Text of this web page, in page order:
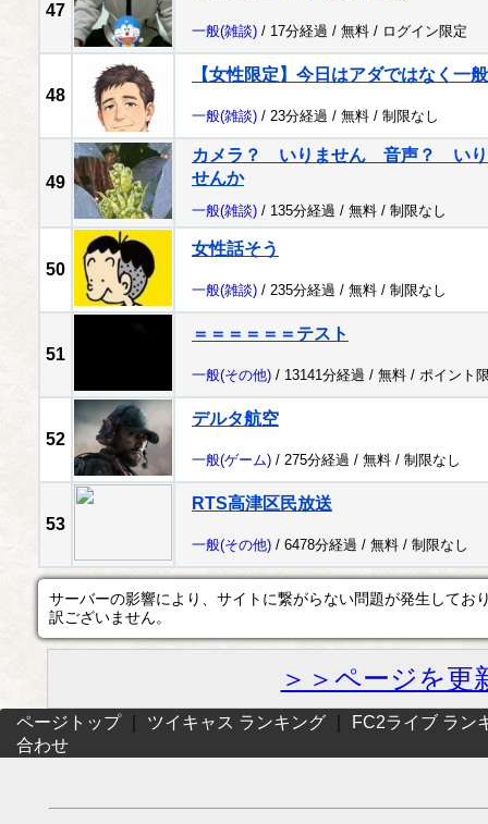
47
一般(雑談) / 17分経過 / 無料 / ログイン限定
48
【女性限定】今日はアダではなく一
一般(雑談) / 23分経過 / 無料 / 制限なし
49
カメラ？ いりません 音声？ いり
せんか
一般(雑談) / 135分経過 / 無料 / 制限なし
50
女性話そう
一般(雑談) / 235分経過 / 無料 / 制限なし
51
＝＝＝＝＝＝テスト
一般(その他) / 13141分経過 / 無料 / ポイント
52
デルタ航空
一般(ゲーム) / 275分経過 / 無料 / 制限なし
53
RTS高津区民放送
一般(その他) / 6478分経過 / 無料 / 制限なし
サーバーの影響により、サイトに繋がらない問題が発生してお
訳ございません。
＞＞ページを更
ページトップ｜ ツイキャス ランキング
FC2ライブ ラン
合わせ